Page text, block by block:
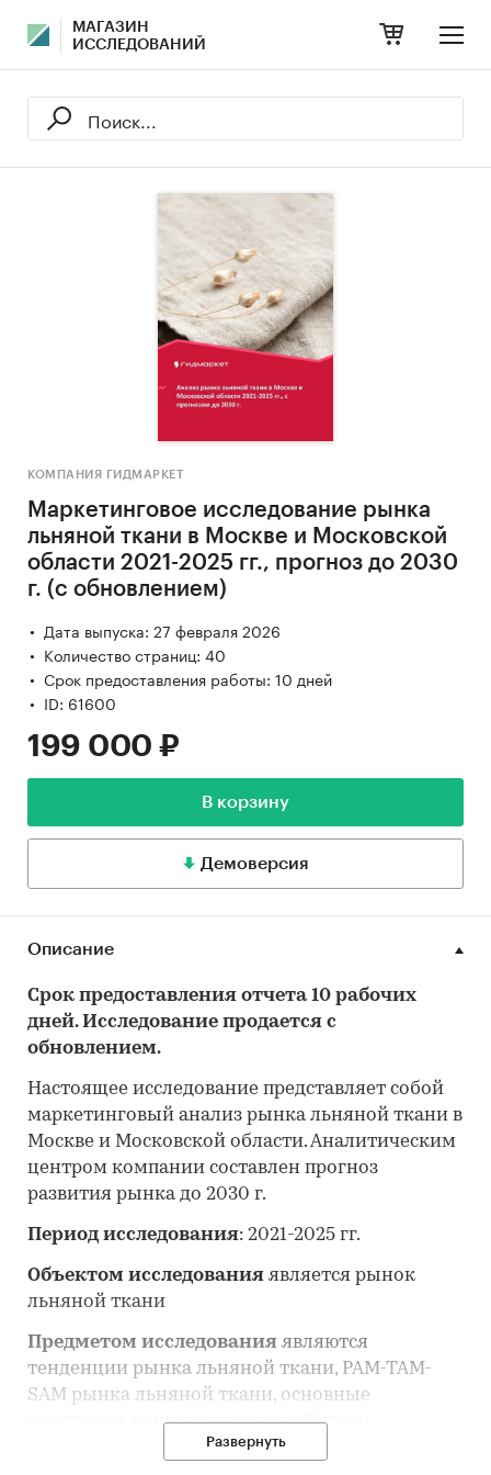
МАГАЗИН
ИССЛЕДОВАНИЙ
КОМПАНИЯ ГИДМАРКЕТ
Маркетинговое исследование рынка
льняной ткани в Москве и Московской
области 2021-2025 гг., прогноз до 2030
г. (с обновлением)
Дата выпуска: 27 февраля 2026
Количество страниц: 40
Срок предоставления работы: 10 дней
ID: 61600
199 000 ₽
В корзину
Демоверсия
Описание
Срок предоставления отчета 10 рабочих
дней. Исследование продается с
обновлением.
Настоящее исследование представляет собой
маркетинговый анализ рынка льняной ткани в
Москве и Московской области. Аналитическим
центром компании составлен прогноз
развития рынка до 2030 г.
Период исследования: 2021-2025 гг.
Объектом исследования является рынок
льняной ткани
Предметом исследования являются
тенденции рынка льняной ткани, PAM-TAM-
SAM рынка льняной ткани, основные
участники, конкуренты, потребители
Анализ рынка льняной ткани выполнен по
Развернуть